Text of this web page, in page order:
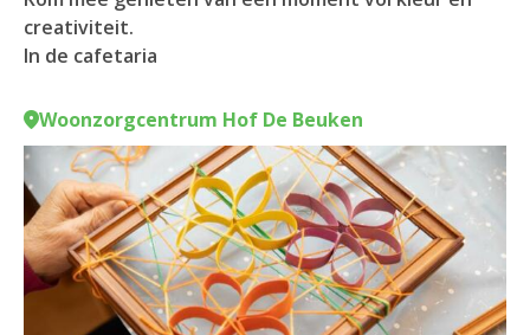
creativiteit.
In de cafetaria
Woonzorgcentrum Hof De Beuken